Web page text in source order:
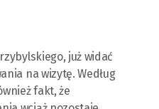
już widać
na wizytę. Według
fakt, że